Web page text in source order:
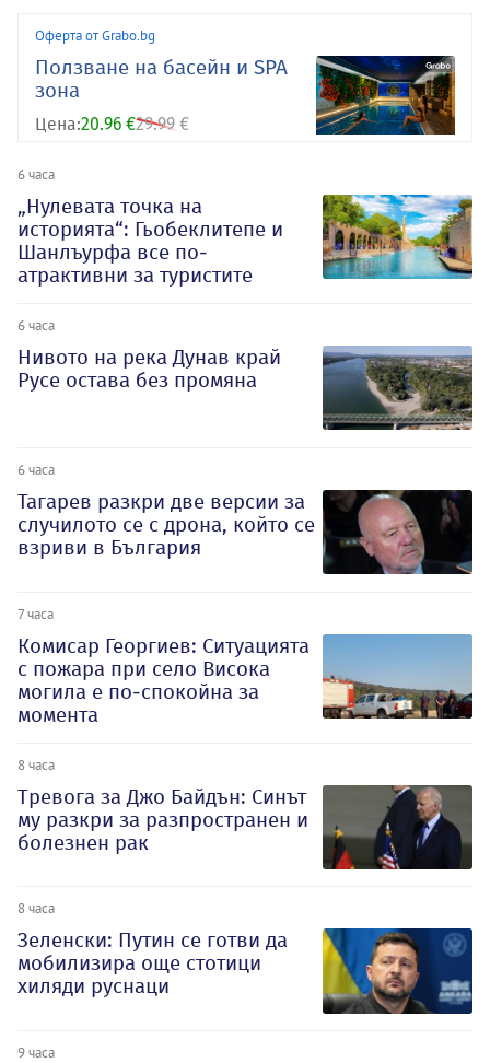
Оферта от Grabo.bg
Ползване на басейн и SPA
зона
Цена:20.96 €29.99 €
6 часа
„Нулевата точка на
историята“: Гьобеклитепе и
Шанлъурфа все по-
атрактивни за туристите
6 часа
Нивото на река Дунав край
Русе остава без промяна
6 часа
Тагарев разкри две версии за
случилото се с дрона, който се
взриви в България
7 часа
Комисар Георгиев: Ситуацията
с пожара при село Висока
могила е по-спокойна за
момента
8 часа
Тревога за Джо Байдън: Синът
му разкри за разпространен и
болезнен рак
8 часа
Зеленски: Путин се готви да
мобилизира още стотици
хиляди руснаци
9 часа